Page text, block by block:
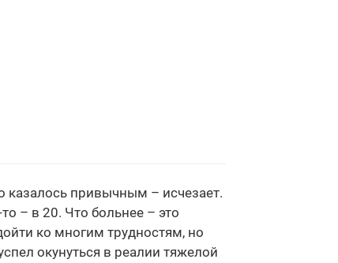
казалось привычным – исчезает.
– в 20. Что больнее – это
ко многим трудностям, но
окунуться в реалии тяжелой